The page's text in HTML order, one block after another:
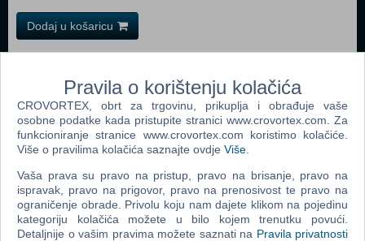
Dodaj u košaricu
Grand Theft Auto San Andreas (PC)
Grand Theft Auto Vice City (PC)
Grand Theft Auto IV (PC)
Call Of Duty 4 Modern Warfare (PC)
Spider - Man 3 (PC)
Assassin's Creed (PC)
Pravila o korištenju kolačića
CROVORTEX, obrt za trgovinu, prikuplja i obrađuje vaše
osobne podatke kada pristupite stranici www.crovortex.com. Za
funkcioniranje stranice www.crovortex.com koristimo kolačiće.
Više o pravilima kolačića saznajte ovdje Više
Vaša prava su pravo na pristup, pravo na brisanje, pravo na
ispravak, pravo na prigovor, pravo na prenosivost te pravo na
ograničenje obrade. Privolu koju nam dajete klikom na pojedinu
kategoriju kolačića možete u bilo kojem trenutku povući.
Detaljnije o vašim pravima možete saznati na Pravila privatnosti